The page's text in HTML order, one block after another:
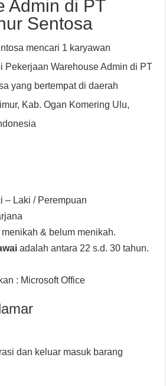
Admin di PT
Sentosa
mencari 1 karyawan
Pekerjaan Warehouse Admin di PT
yang bertempat di daerah
Kab. Ogan Komering Ulu,
– Laki / Perempuan
& belum menikah.
adalah antara 22 s.d. 30 tahun.
: Microsoft Office
dan keluar masuk barang